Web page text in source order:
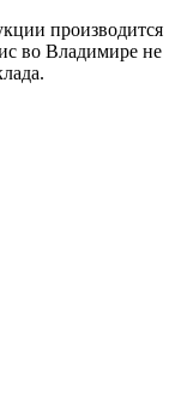
производится
во Владимире не